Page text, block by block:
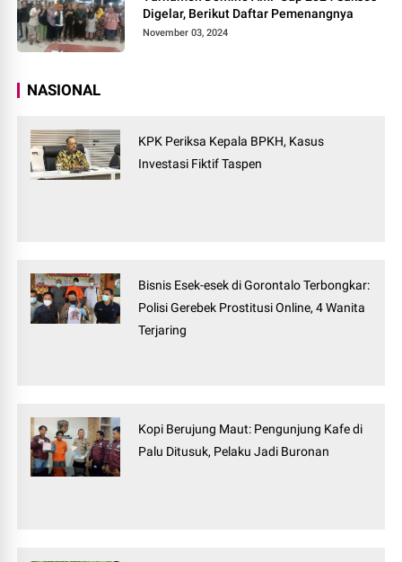
Digelar, Berikut Daftar Pemenangnya
November 03, 2024
NASIONAL
KPK Periksa Kepala BPKH, Kasus
Investasi Fiktif Taspen
Bisnis Esek-esek di Gorontalo Terbongkar:
Polisi Gerebek Prostitusi Online, 4 Wanita
Terjaring
Kopi Berujung Maut: Pengunjung Kafe di
Palu Ditusuk, Pelaku Jadi Buronan